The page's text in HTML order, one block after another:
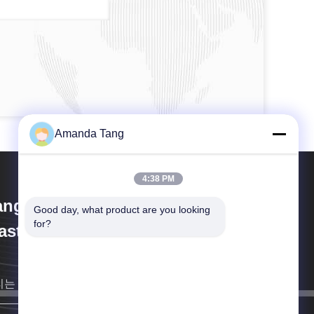
Paishun Rubber &
Co., Ltd
는 최대한 빨리 당신에 되돌아갈 것입니다.
Amanda Tang
4:38 PM
Good day, what product are you looking
for?